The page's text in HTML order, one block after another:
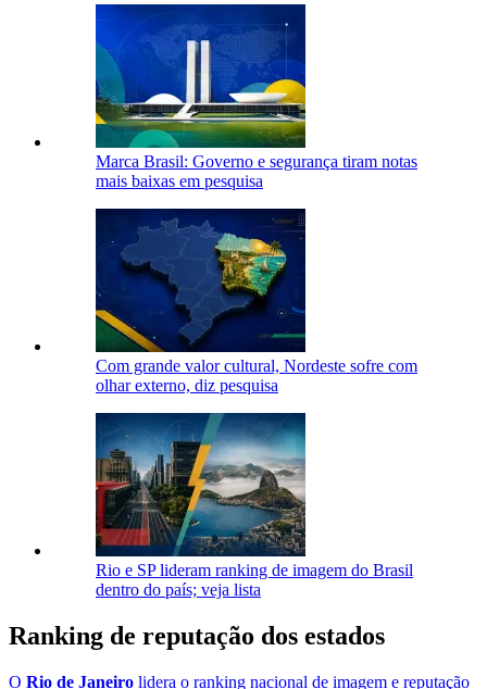
Marca Brasil: Governo e segurança tiram notas
mais baixas em pesquisa
Com grande valor cultural, Nordeste sofre com
olhar externo, diz pesquisa
Rio e SP lideram ranking de imagem do Brasil
dentro do país; veja lista
Ranking de reputação dos estados
O Rio de Janeiro lidera o ranking nacional de imagem e reputação